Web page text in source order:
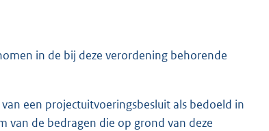
in de bij deze verordening behorende
een projectuitvoeringsbesluit als bedoeld in
van de bedragen die op grond van deze